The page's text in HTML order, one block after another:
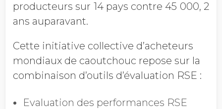
producteurs sur 14 pays contre 45 000, 2
ans auparavant.
Cette initiative collective d’acheteurs
mondiaux de caoutchouc repose sur la
combinaison d’outils d’évaluation RSE :
Evaluation des performances RSE